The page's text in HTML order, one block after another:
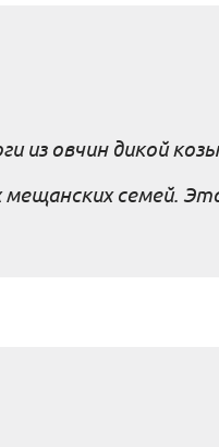
из овчин дикой
семей.